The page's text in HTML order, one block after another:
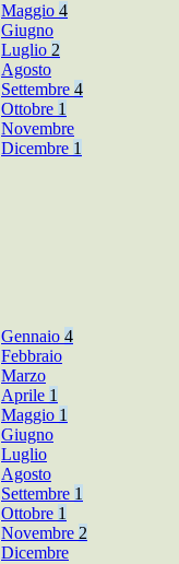
Maggio 4
Giugno
Luglio 2
Agosto
Settembre 4
Ottobre 1
Novembre
Dicembre 1
Gennaio 4
Febbraio
Marzo
Aprile 1
Maggio 1
Giugno
Luglio
Agosto
Settembre 1
Ottobre 1
Novembre 2
Dicembre